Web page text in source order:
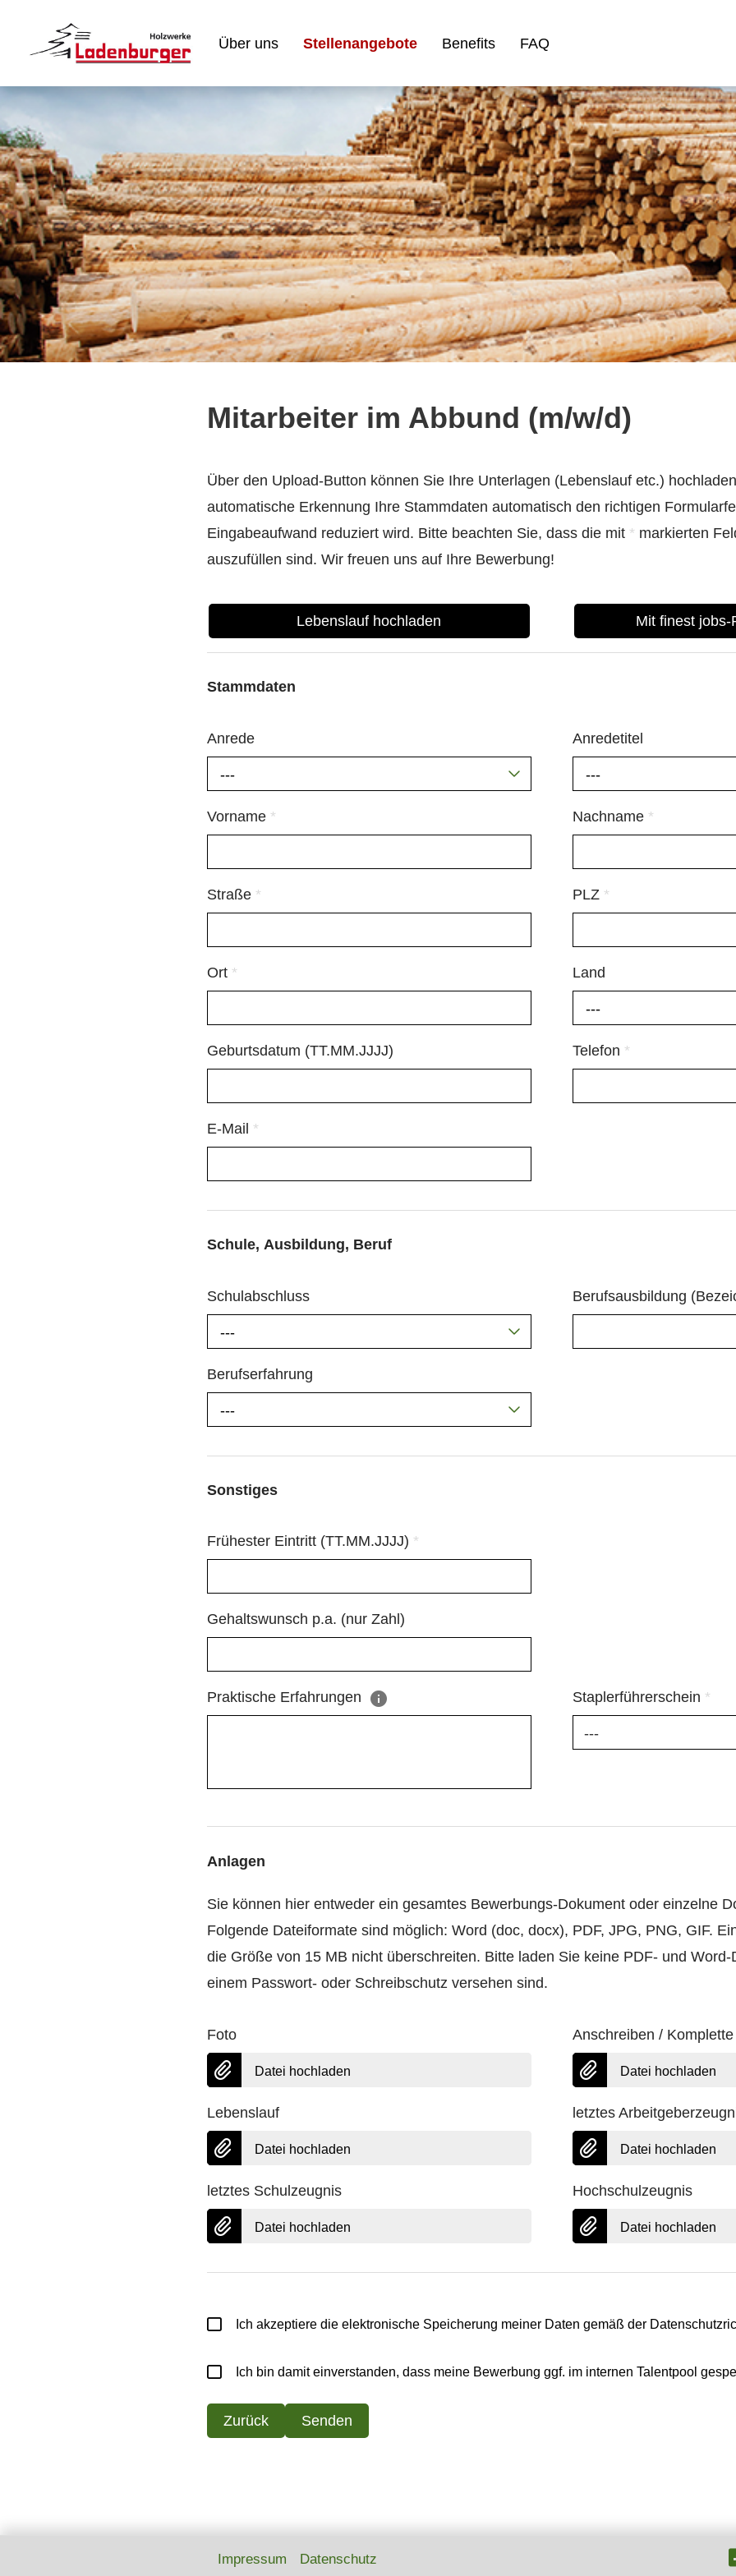
Über uns Stellenangebote Benefits FAQ
Mitarbeiter im Abbund (m/w/d)
Über den Upload-Button können Sie Ihre Unterlagen (Lebenslauf etc.)
automatische Erkennung Ihre Stammdaten automatisch den richtigen
Eingabeaufwand reduziert wird. Bitte beachten Sie, dass die mit * markierten
auszufüllen sind. Wir freuen uns auf Ihre Bewerbung!
Lebenslauf hochladen Mit finest jobs-
Stammdaten
Anrede
---
Anredetitel
---
Vorname * Nachname *
Straße * PLZ *
Ort * Land
---
Geburtsdatum (TT.MM.JJJJ) Telefon *
E-Mail *
Schule, Ausbildung, Beruf
Schulabschluss
---
Berufsausbildung
Berufserfahrung
---
Sonstiges
Frühester Eintritt (TT.MM.JJJJ) *
Gehaltswunsch p.a. (nur Zahl)
Praktische Erfahrungen Staplerführerschein *
---
Anlagen
Sie können hier entweder ein gesamtes Bewerbungs-Dokument oder einzelne
Folgende Dateiformate sind möglich: Word (doc, docx), PDF, JPG, PNG, GIF.
die Größe von 15 MB nicht überschreiten. Bitte laden Sie keine PDF- und
einem Passwort- oder Schreibschutz versehen sind.
Foto
Datei hochladen
Anschreiben /
Datei hochladen
Lebenslauf
Datei hochladen
letztes
Datei hochladen
letztes Schulzeugnis
Datei hochladen
Hochschulzeugnis
Datei hochladen
Ich akzeptiere die elektronische Speicherung meiner Daten gemäß der
Ich bin damit einverstanden, dass meine Bewerbung ggf. im internen Talentpool
Zurück Senden
Impressum Datenschutz